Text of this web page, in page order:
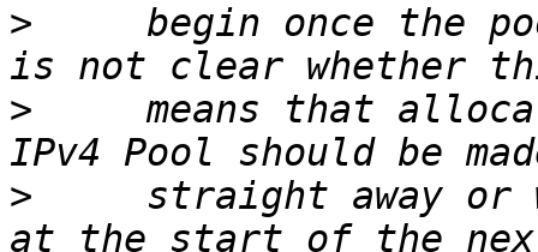
>
begin once the
>
means that
>
straight away or